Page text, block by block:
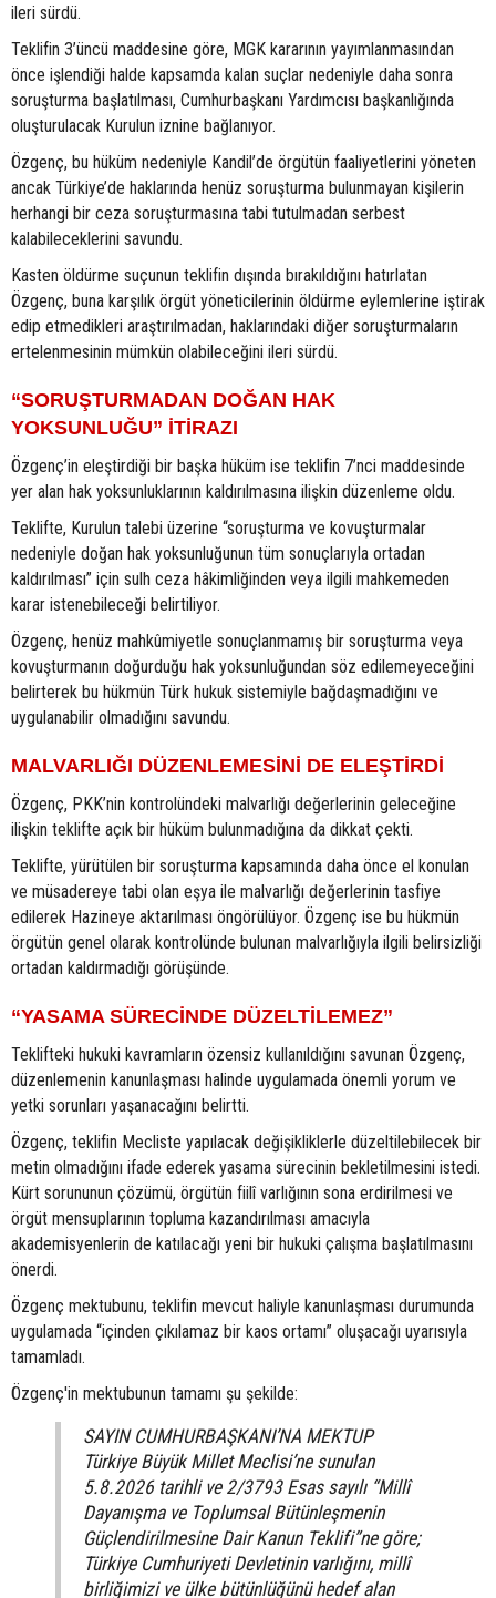
ileri sürdü.
Teklifin 3’üncü maddesine göre, MGK kararının yayımlanmasından
önce işlendiği halde kapsamda kalan suçlar nedeniyle daha sonra
soruşturma başlatılması, Cumhurbaşkanı Yardımcısı başkanlığında
oluşturulacak Kurulun iznine bağlanıyor.
Özgenç, bu hüküm nedeniyle Kandil’de örgütün faaliyetlerini yöneten
ancak Türkiye’de haklarında henüz soruşturma bulunmayan kişilerin
herhangi bir ceza soruşturmasına tabi tutulmadan serbest
kalabileceklerini savundu.
Kasten öldürme suçunun teklifin dışında bırakıldığını hatırlatan
Özgenç, buna karşılık örgüt yöneticilerinin öldürme eylemlerine iştirak
edip etmedikleri araştırılmadan, haklarındaki diğer soruşturmaların
ertelenmesinin mümkün olabileceğini ileri sürdü.
“SORUŞTURMADAN DOĞAN HAK
YOKSUNLUĞU” İTİRAZI
Özgenç’in eleştirdiği bir başka hüküm ise teklifin 7’nci maddesinde
yer alan hak yoksunluklarının kaldırılmasına ilişkin düzenleme oldu.
Teklifte, Kurulun talebi üzerine “soruşturma ve kovuşturmalar
nedeniyle doğan hak yoksunluğunun tüm sonuçlarıyla ortadan
kaldırılması” için sulh ceza hâkimliğinden veya ilgili mahkemeden
karar istenebileceği belirtiliyor.
Özgenç, henüz mahkûmiyetle sonuçlanmamış bir soruşturma veya
kovuşturmanın doğurduğu hak yoksunluğundan söz edilemeyeceğini
belirterek bu hükmün Türk hukuk sistemiyle bağdaşmadığını ve
uygulanabilir olmadığını savundu.
MALVARLIĞI DÜZENLEMESİNİ DE ELEŞTİRDİ
Özgenç, PKK’nin kontrolündeki malvarlığı değerlerinin geleceğine
ilişkin teklifte açık bir hüküm bulunmadığına da dikkat çekti.
Teklifte, yürütülen bir soruşturma kapsamında daha önce el konulan
ve müsadereye tabi olan eşya ile malvarlığı değerlerinin tasfiye
edilerek Hazineye aktarılması öngörülüyor. Özgenç ise bu hükmün
örgütün genel olarak kontrolünde bulunan malvarlığıyla ilgili belirsizliği
ortadan kaldırmadığı görüşünde.
“YASAMA SÜRECİNDE DÜZELTİLEMEZ”
Teklifteki hukuki kavramların özensiz kullanıldığını savunan Özgenç,
düzenlemenin kanunlaşması halinde uygulamada önemli yorum ve
yetki sorunları yaşanacağını belirtti.
Özgenç, teklifin Mecliste yapılacak değişikliklerle düzeltilebilecek bir
metin olmadığını ifade ederek yasama sürecinin bekletilmesini istedi.
Kürt sorununun çözümü, örgütün fiilî varlığının sona erdirilmesi ve
örgüt mensuplarının topluma kazandırılması amacıyla
akademisyenlerin de katılacağı yeni bir hukuki çalışma başlatılmasını
önerdi.
Özgenç mektubunu, teklifin mevcut haliyle kanunlaşması durumunda
uygulamada “içinden çıkılamaz bir kaos ortamı” oluşacağı uyarısıyla
tamamladı.
Özgenç'in mektubunun tamamı şu şekilde:
SAYIN CUMHURBAŞKANI’NA MEKTUP
Türkiye Büyük Millet Meclisi’ne sunulan
5.8.2026 tarihli ve 2/3793 Esas sayılı “Millî
Dayanışma ve Toplumsal Bütünleşmenin
Güçlendirilmesine Dair Kanun Teklifi”ne göre;
Türkiye Cumhuriyeti Devletinin varlığını, millî
birliğimizi ve ülke bütünlüğünü hedef alan